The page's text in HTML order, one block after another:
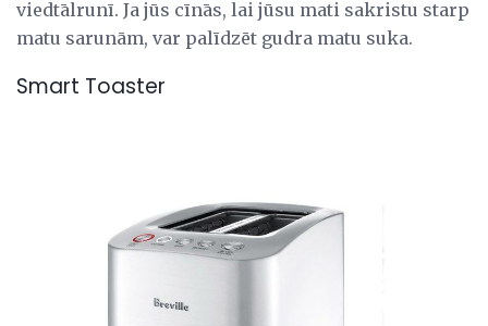
viedtālrunī. Ja jūs cīnās, lai jūsu mati sakristu starp
matu sarunām, var palīdzēt gudra matu suka.
Smart Toaster